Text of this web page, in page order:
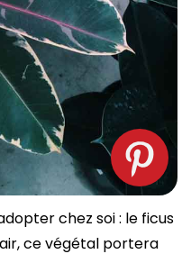
chez soi : le ficus
ce végétal portera